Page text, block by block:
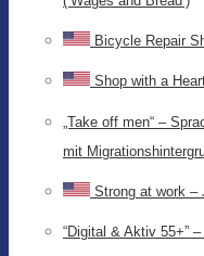
Bicycle Repair
Shop with a
„Take off men“ –
mit
Strong at work –
“Digital & Aktiv 55+”